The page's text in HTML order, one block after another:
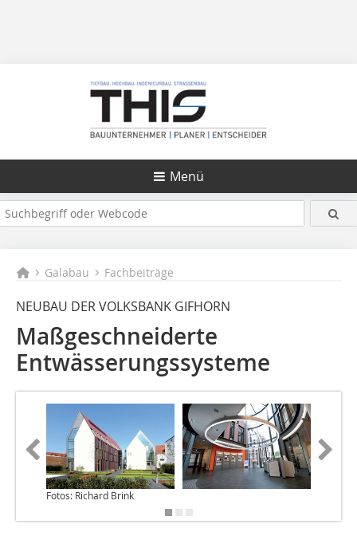
Menü
Galabau Fachbeiträge
NEUBAU DER VOLKSBANK GIFHORN
Maßgeschneiderte
Entwässerungssysteme
Fotos: Richard Brink